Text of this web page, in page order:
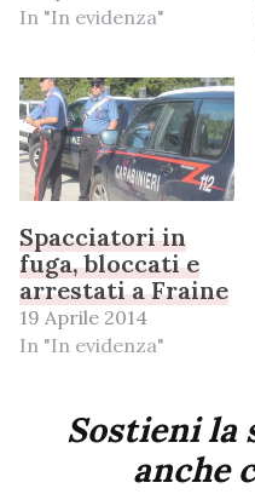
In "In evidenza"
Spacciatori in
fuga, bloccati e
arrestati a Fraine
19 Aprile 2014
In "In evidenza"
Sostieni la
anche